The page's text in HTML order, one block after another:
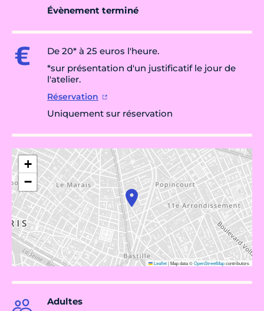
Évènement terminé
De 20* à 25 euros l'heure.
*sur présentation d'un justificatif le jour de
l'atelier.
Réservation
Uniquement sur réservation
+
−
Leaflet|Map data ©OpenStreetMapcontributors
Adultes